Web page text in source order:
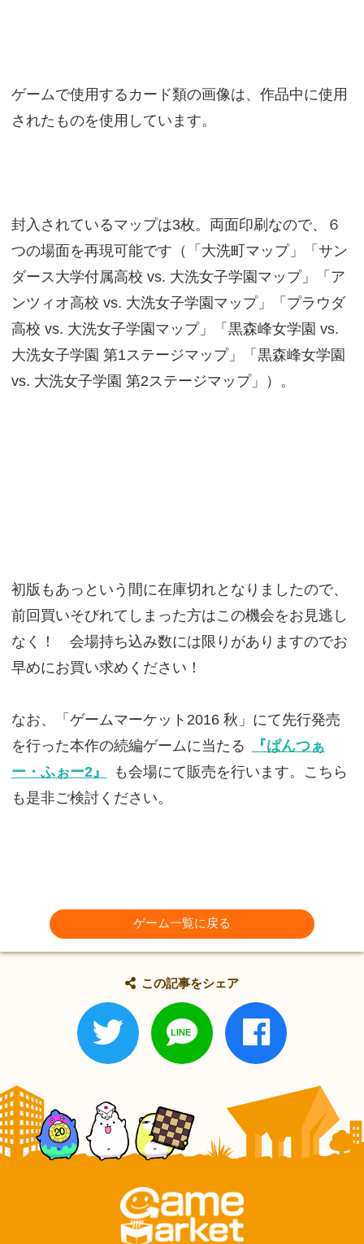
ゲームで使用するカード類の画像は、作品中に使用
されたものを使用しています。
封入されているマップは3枚。両面印刷なので、６
つの場面を再現可能です（「大洗町マップ」「サン
ダース大学付属高校 vs. 大洗女子学園マップ」「ア
ンツィオ高校 vs. 大洗女子学園マップ」「プラウダ
高校 vs. 大洗女子学園マップ」「黒森峰女学園 vs.
大洗女子学園 第1ステージマップ」「黒森峰女学園
vs. 大洗女子学園 第2ステージマップ」）。
初版もあっという間に在庫切れとなりましたので、
前回買いそびれてしまった方はこの機会をお見逃し
なく！ 会場持ち込み数には限りがありますのでお
早めにお買い求めください！
なお、「ゲームマーケット2016 秋」にて先行発売
を行った本作の続編ゲームに当たる
『ぱんつぁ
ー・ふぉー2』
も会場にて販売を行います。こちら
も是非ご検討ください。
ゲーム一覧に戻る
この記事をシェア